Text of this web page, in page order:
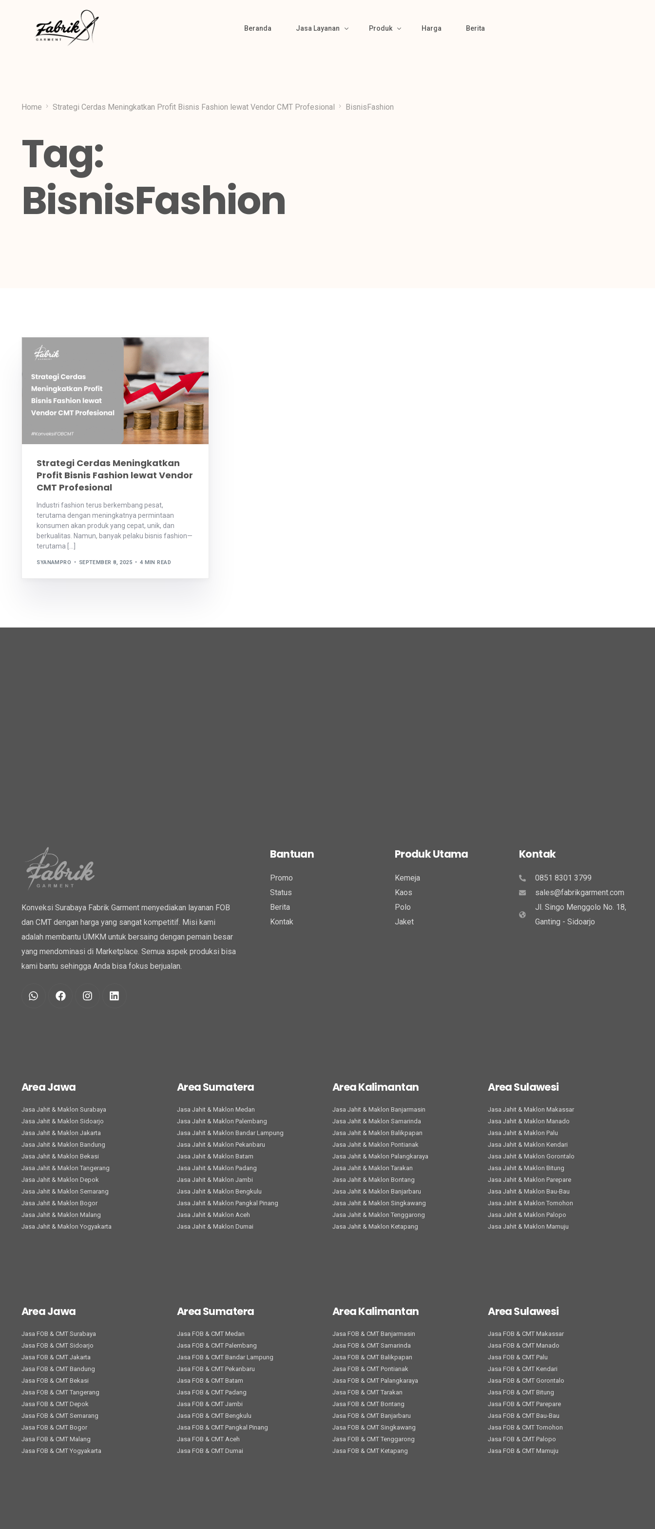
Beranda Jasa Layanan
Material Sourcing
Produk
Produk Kaos
Harga Berita
Home Strategi Cerdas Meningkatkan Profit Bisnis Fashion lewat Vendor CMT Profesional BisnisFashion
Tag:
BisnisFashion
Strategi Cerdas Meningkatkan
Profit Bisnis Fashion lewat Vendor
CMT Profesional
Industri fashion terus berkembang pesat,
terutama dengan meningkatnya permintaan
konsumen akan produk yang cepat, unik, dan
berkualitas. Namun, banyak pelaku bisnis fashion—
terutama […]
SYANAMPRO SEPTEMBER 8, 2025 4 MIN READ
Konveksi Surabaya Fabrik Garment menyediakan layanan FOB
dan CMT dengan harga yang sangat kompetitif. Misi kami
adalah membantu UMKM untuk bersaing dengan pemain besar
yang mendominasi di Marketplace. Semua aspek produksi bisa
kami bantu sehingga Anda bisa fokus berjualan.
Bantuan
Promo
Status
Berita
Kontak
Produk Utama
Kemeja
Kaos
Polo
Jaket
Kontak
0851 8301 3799
sales@fabrikgarment.com
Jl. Singo Menggolo No. 18,
Ganting - Sidoarjo
Area Jawa
Jasa Jahit & Maklon Surabaya
Jasa Jahit & Maklon Sidoarjo
Jasa Jahit & Maklon Jakarta
Jasa Jahit & Maklon Bandung
Jasa Jahit & Maklon Bekasi
Jasa Jahit & Maklon Tangerang
Jasa Jahit & Maklon Depok
Jasa Jahit & Maklon Semarang
Jasa Jahit & Maklon Bogor
Jasa Jahit & Maklon Malang
Jasa Jahit & Maklon Yogyakarta
Area Sumatera
Jasa Jahit & Maklon Medan
Jasa Jahit & Maklon Palembang
Jasa Jahit & Maklon Bandar Lampung
Jasa Jahit & Maklon Pekanbaru
Jasa Jahit & Maklon Batam
Jasa Jahit & Maklon Padang
Jasa Jahit & Maklon Jambi
Jasa Jahit & Maklon Bengkulu
Jasa Jahit & Maklon Pangkal Pinang
Jasa Jahit & Maklon Aceh
Jasa Jahit & Maklon Dumai
Area Kalimantan
Jasa Jahit & Maklon Banjarmasin
Jasa Jahit & Maklon Samarinda
Jasa Jahit & Maklon Balikpapan
Jasa Jahit & Maklon Pontianak
Jasa Jahit & Maklon Palangkaraya
Jasa Jahit & Maklon Tarakan
Jasa Jahit & Maklon Bontang
Jasa Jahit & Maklon Banjarbaru
Jasa Jahit & Maklon Singkawang
Jasa Jahit & Maklon Tenggarong
Jasa Jahit & Maklon Ketapang
Area Sulawesi
Jasa Jahit & Maklon Makassar
Jasa Jahit & Maklon Manado
Jasa Jahit & Maklon Palu
Jasa Jahit & Maklon Kendari
Jasa Jahit & Maklon Gorontalo
Jasa Jahit & Maklon Bitung
Jasa Jahit & Maklon Parepare
Jasa Jahit & Maklon Bau-Bau
Jasa Jahit & Maklon Tomohon
Jasa Jahit & Maklon Palopo
Jasa Jahit & Maklon Mamuju
Area Jawa
Jasa FOB & CMT Surabaya
Jasa FOB & CMT Sidoarjo
Jasa FOB & CMT Jakarta
Jasa FOB & CMT Bandung
Jasa FOB & CMT Bekasi
Jasa FOB & CMT Tangerang
Jasa FOB & CMT Depok
Jasa FOB & CMT Semarang
Jasa FOB & CMT Bogor
Jasa FOB & CMT Malang
Jasa FOB & CMT Yogyakarta
Area Sumatera
Jasa FOB & CMT Medan
Jasa FOB & CMT Palembang
Jasa FOB & CMT Bandar Lampung
Jasa FOB & CMT Pekanbaru
Jasa FOB & CMT Batam
Jasa FOB & CMT Padang
Jasa FOB & CMT Jambi
Jasa FOB & CMT Bengkulu
Jasa FOB & CMT Pangkal Pinang
Jasa FOB & CMT Aceh
Jasa FOB & CMT Dumai
Area Kalimantan
Jasa FOB & CMT Banjarmasin
Jasa FOB & CMT Samarinda
Jasa FOB & CMT Balikpapan
Jasa FOB & CMT Pontianak
Jasa FOB & CMT Palangkaraya
Jasa FOB & CMT Tarakan
Jasa FOB & CMT Bontang
Jasa FOB & CMT Banjarbaru
Jasa FOB & CMT Singkawang
Jasa FOB & CMT Tenggarong
Jasa FOB & CMT Ketapang
Area Sulawesi
Jasa FOB & CMT Makassar
Jasa FOB & CMT Manado
Jasa FOB & CMT Palu
Jasa FOB & CMT Kendari
Jasa FOB & CMT Gorontalo
Jasa FOB & CMT Bitung
Jasa FOB & CMT Parepare
Jasa FOB & CMT Bau-Bau
Jasa FOB & CMT Tomohon
Jasa FOB & CMT Palopo
Jasa FOB & CMT Mamuju